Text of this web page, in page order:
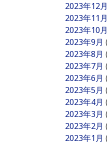
2023年12月
2023年11月
2023年10月
2023年9月
2023年8月
2023年7月
2023年6月
2023年5月
2023年4月
2023年3月
2023年2月
2023年1月